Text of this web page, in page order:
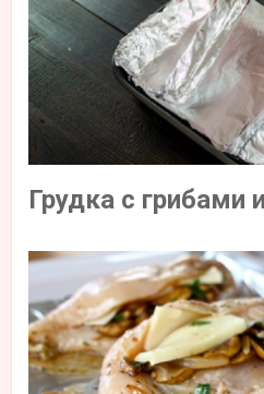
Грудка с грибами